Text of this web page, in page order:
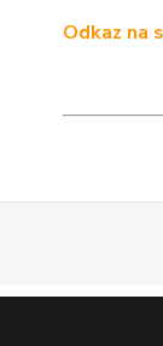
Odkaz na